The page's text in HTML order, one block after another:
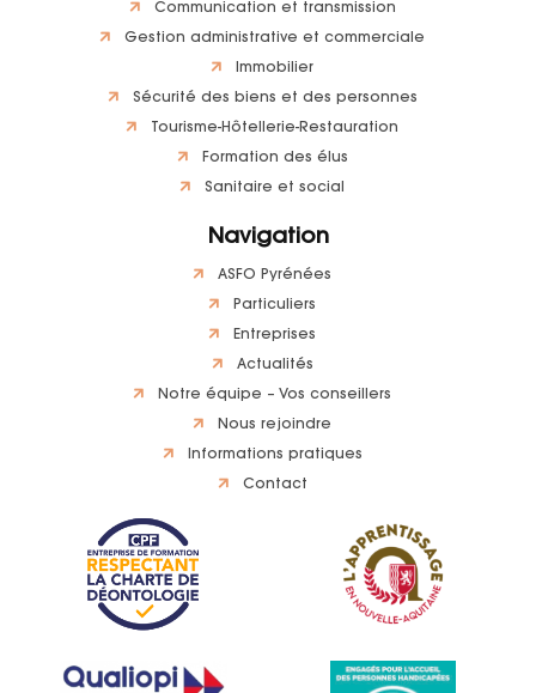
Communication et transmission
Gestion administrative et commerciale
Immobilier
Sécurité des biens et des personnes
Tourisme-Hôtellerie-Restauration
Formation des élus
Sanitaire et social
Navigation
ASFO Pyrénées
Particuliers
Entreprises
Actualités
Notre équipe – Vos conseillers
Nous rejoindre
Informations pratiques
Contact